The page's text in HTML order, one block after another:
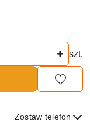
szt.
Zostaw telefon